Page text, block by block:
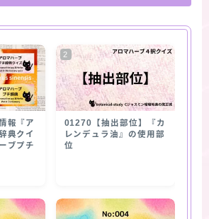
報『ア
典クイ
ブプチ
01270【抽出部位】『カ
レンデュラ油』の使用部
位